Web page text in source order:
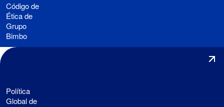
Código de
Ética de
Grupo
Bimbo
Política
Global de